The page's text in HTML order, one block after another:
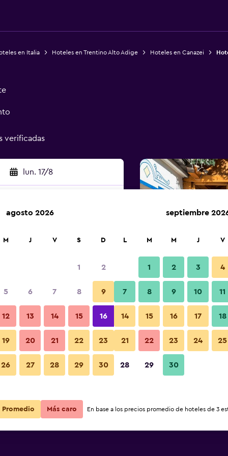
en Italia Hoteles en Trentino Alto Adige Hoteles en Canazei
verificadas
lun. 17/8
barata de precio por noche
Total noche
$338 Ver oferta
Servicio del hotel
Fotos
agosto 2026
M J V S D
1 2
5 6 7 8 9
12 13 14 15 16
19 20 21 22 23
26 27 28 29 30
septiembre
L M M J V
1 2 3 4
7 8 9 10 11
14 15 16 17 18
21 22 23 24 25
28 29 30
Promedio Más caro En base a los precios promedio de hoteles de 3